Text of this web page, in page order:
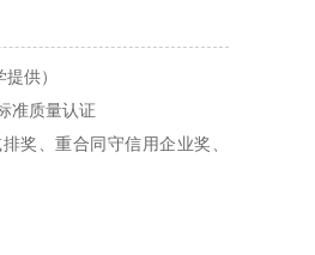
供）
准质量认证
奖、重合同守信用企业奖、